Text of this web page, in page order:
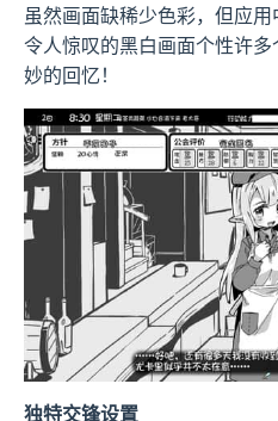
虽然画面缺稀少色彩，但应用
令人惊叹的黑白画面个性许
妙的回忆！
独特交锋设置